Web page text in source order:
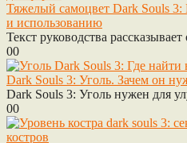
Тяжелый самоцвет Dark Souls
и использованию
Текст руководства
00
Dark Souls 3: Уголь. Зачем он
Dark Souls 3: Уголь нужен для
00